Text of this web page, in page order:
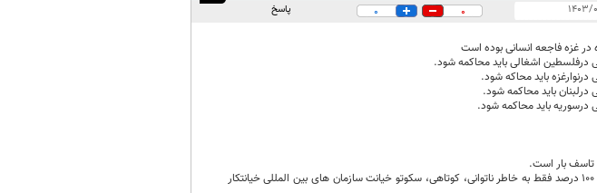
0
0 پاسخ
درفلسطین اشغالی باید محاکمه شود.
باید محاکه شود.
باید محاکمه شود.
درسوریه باید محاکمه شود.
تاسف بار است.
ادامه کمک مالی آمریکا جنایتکار به رژیم صهیونیستی کودک کش 100 درصد فقط به خاطر ناتوانی، کوتاهی، سکوتو خیانت سازمان های بین المللی خیانتکار